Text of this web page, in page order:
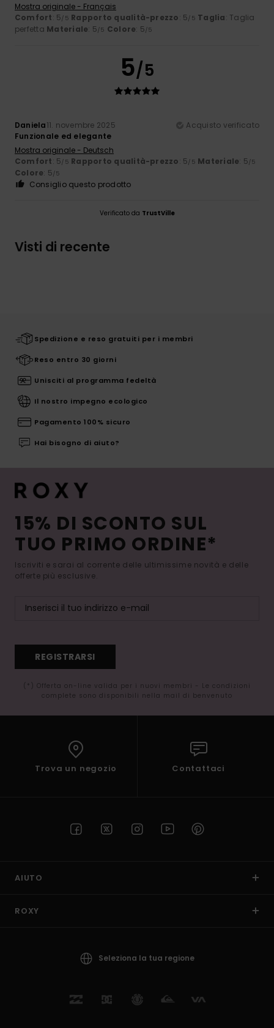
Mostra originale - Français
Comfort: 5/5 Rapporto qualità-prezzo: 5/5 Taglia: Taglia
perfetta Materiale: 5/5 Colore: 5/5
5/5
Daniela11. novembre 2025
Acquisto verificato
Funzionale ed elegante
Mostra originale - Deutsch
Comfort: 5/5 Rapporto qualità-prezzo: 5/5 Materiale: 5/5
Colore: 5/5
Consiglio questo prodotto
Verificato da TrustVille
Visti di recente
Spedizione e reso gratuiti per i membri
Reso entro 30 giorni
Unisciti al programma fedeltà
Il nostro impegno ecologico
Pagamento 100% sicuro
Hai bisogno di aiuto?
15% DI SCONTO SUL
TUO PRIMO ORDINE*
Iscriviti e sarai al corrente delle ultimissime novità e delle
offerte più esclusive.
REGISTRARSI
(*) Offerta on-line valida per i nuovi membri - Le condizioni
complete sono disponibili nella mail di benvenuto
Trova un negozio Contattaci
AIUTO
ROXY
Seleziona la tua regione